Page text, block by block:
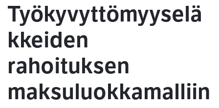
Työkyvyttömyyselä
kkeiden
rahoituksen
maksuluokkamalliin